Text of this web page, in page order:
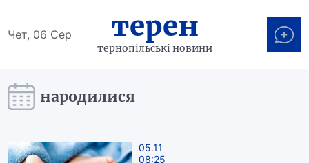
Чет, 06 Сер терен
тернопільські новини
народилися
05.11
08:25